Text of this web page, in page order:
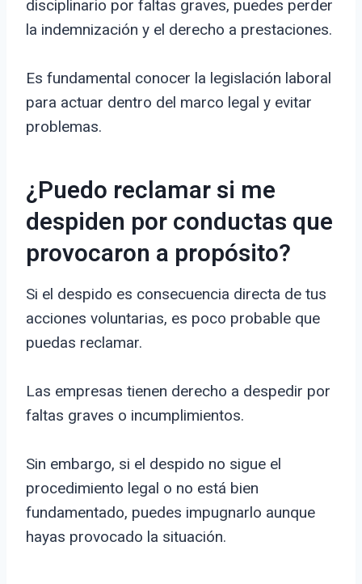
disciplinario por faltas graves, puedes perder
la indemnización y el derecho a prestaciones.
Es fundamental conocer la legislación laboral
para actuar dentro del marco legal y evitar
problemas.
¿Puedo reclamar si me
despiden por conductas que
provocaron a propósito?
Si el despido es consecuencia directa de tus
acciones voluntarias, es poco probable que
puedas reclamar.
Las empresas tienen derecho a despedir por
faltas graves o incumplimientos.
Sin embargo, si el despido no sigue el
procedimiento legal o no está bien
fundamentado, puedes impugnarlo aunque
hayas provocado la situación.